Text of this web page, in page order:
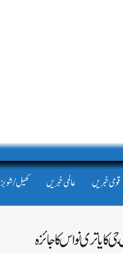
قومی خبریں عالمی خبریں کھیل/شوبز